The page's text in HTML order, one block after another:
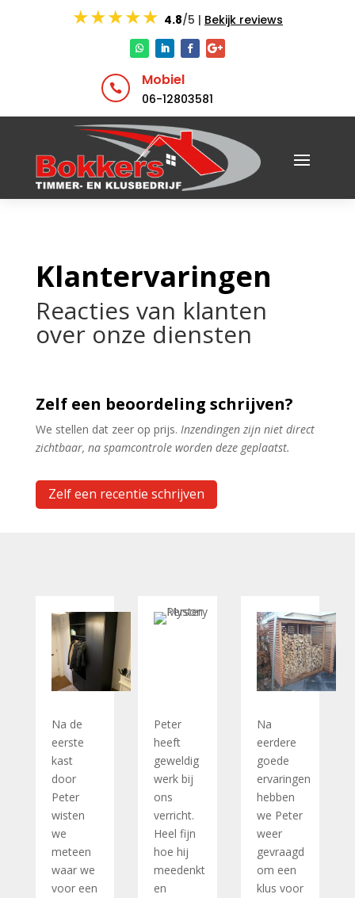
★★★★★ 4.8/5 | Bekijk reviews
 Mobiel
06-12803581
Klantervaringen
Reacties van klanten
over onze diensten
Zelf een beoordeling schrijven?
We stellen dat zeer op prijs. Inzendingen zijn niet direct
zichtbaar, na spamcontrole worden deze geplaatst.
Zelf een recentie schrijven
Na de
eerste
kast
door
Peter
wisten
we
meteen
waar we
voor een
Peter
heeft
geweldig
werk bij
ons
verricht.
Heel fijn
hoe hij
meedenkt
en
Na
eerdere
goede
ervaringen
hebben
we Peter
weer
gevraagd
om een
klus voor